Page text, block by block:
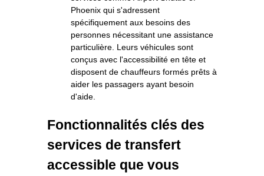
Phoenix qui s'adressent
spécifiquement aux besoins des
personnes nécessitant une assistance
particulière. Leurs véhicules sont
conçus avec l'accessibilité en tête et
disposent de chauffeurs formés prêts à
aider les passagers ayant besoin
d'aide.
Fonctionnalités clés des
services de transfert
accessible que vous